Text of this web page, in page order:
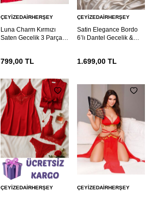
ÇEYIZEDAIRHERŞEY
Luna Charm Kırmızı
Saten Gecelik 3 Parça
799,00 TL
ÇEYIZEDAIRHERŞEY
Satin Elegance Bordo
6’lı Dantel Gecelik &
1.699,00TL
ÇEYIZEDAIRHERŞEY ÇEYIZEDAIRHERŞEY